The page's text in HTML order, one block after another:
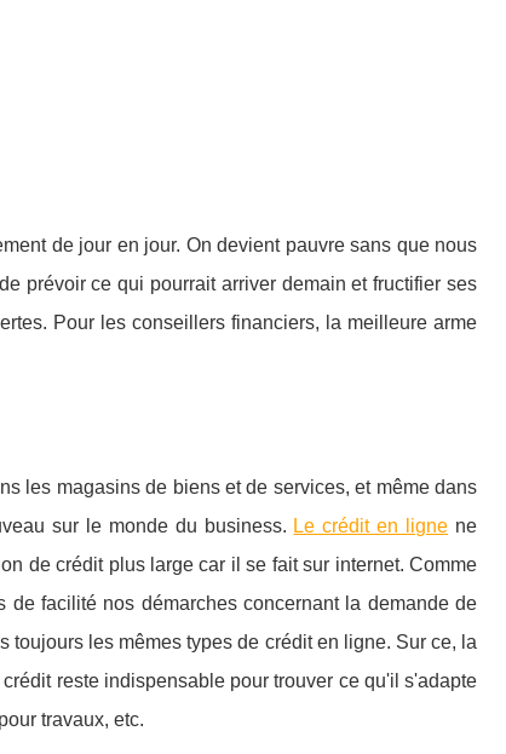
de jour en jour. On devient pauvre sans que nous
prévoir ce qui pourrait arriver demain et fructifier ses
Pour les conseillers financiers, la meilleure arme
les magasins de biens et de services, et même dans
sur le monde du business. Le crédit en ligne ne
de crédit plus large car il se fait sur internet. Comme
facilité nos démarches concernant la demande de
les mêmes types de crédit en ligne. Sur ce, la
reste indispensable pour trouver ce qu'il s'adapte
travaux, etc.